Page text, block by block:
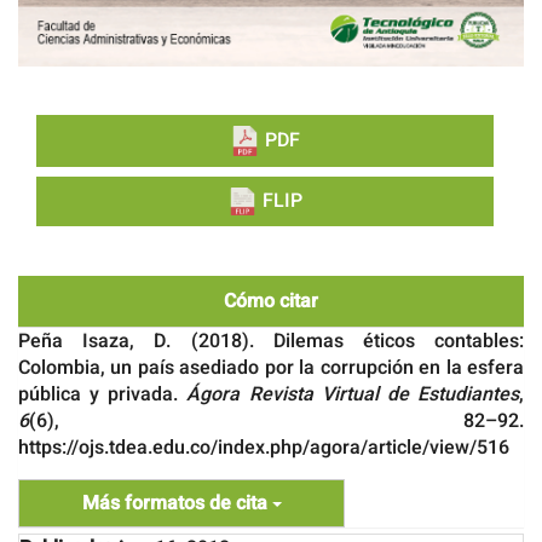
PDF
FLIP
Cómo citar
Peña Isaza, D. (2018). Dilemas éticos contables:
Colombia, un país asediado por la corrupción en la esfera
pública y privada.Ágora Revista Virtual de Estudiantes,
6(6), 82–92.
https://ojs.tdea.edu.co/index.php/agora/article/view/516
Más formatos de cita